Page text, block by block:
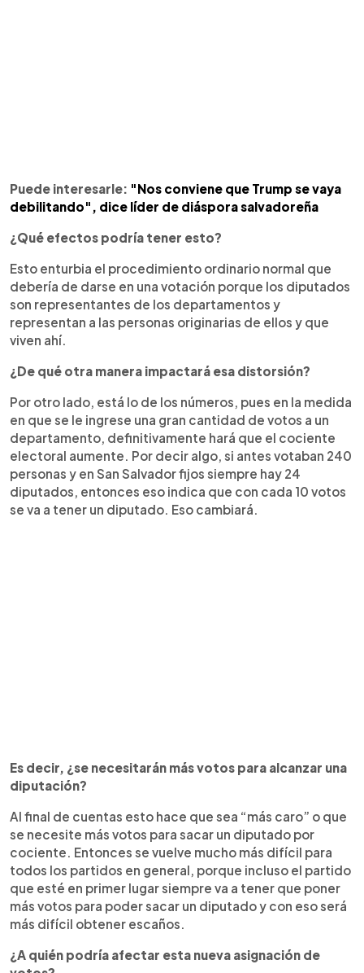
Puede interesarle: "Nos conviene que Trump se vaya
debilitando", dice líder de diáspora salvadoreña
¿Qué efectos podría tener esto?
Esto enturbia el procedimiento ordinario normal que
debería de darse en una votación porque los diputados
son representantes de los departamentos y
representan a las personas originarias de ellos y que
viven ahí.
¿De qué otra manera impactará esa distorsión?
Por otro lado, está lo de los números, pues en la medida
en que se le ingrese una gran cantidad de votos a un
departamento, definitivamente hará que el cociente
electoral aumente. Por decir algo, si antes votaban 240
personas y en San Salvador fijos siempre hay 24
diputados, entonces eso indica que con cada 10 votos
se va a tener un diputado. Eso cambiará.
Es decir, ¿se necesitarán más votos para alcanzar una
diputación?
Al final de cuentas esto hace que sea “más caro” o que
se necesite más votos para sacar un diputado por
cociente. Entonces se vuelve mucho más difícil para
todos los partidos en general, porque incluso el partido
que esté en primer lugar siempre va a tener que poner
más votos para poder sacar un diputado y con eso será
más difícil obtener escaños.
¿A quién podría afectar esta nueva asignación de